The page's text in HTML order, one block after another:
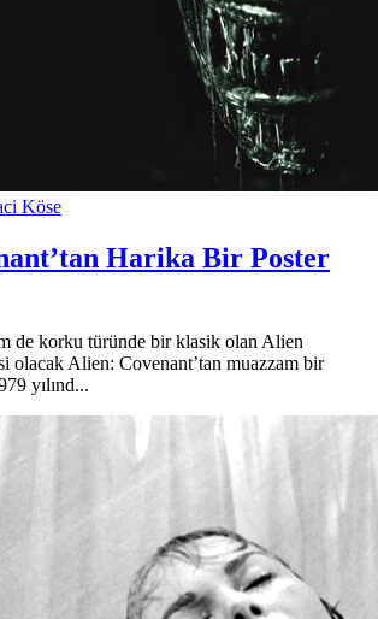
Köse
Harika Bir Poster
de korku türünde bir klasik olan Alien
olacak Alien: Covenant’tan muazzam bir
yılınd...